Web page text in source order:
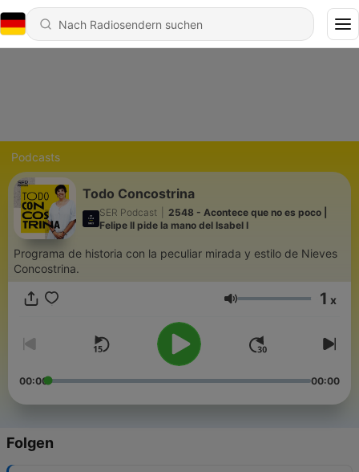
Podcasts
Todo Concostrina
SER Podcast
2548 - Acontece que no es poco |
Felipe II pide la mano del Isabel I
Programa de historia con la peculiar mirada y estilo de Nieves
Concostrina.
Lautstärke 1 x
00:00 00:00
Folgen